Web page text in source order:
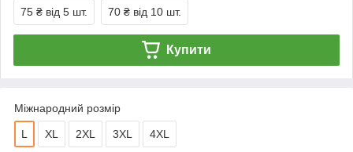
75 ₴ від 5 шт. 70 ₴ від 10 шт.
Купити
Міжнародний розмір
L XL 2XL 3XL 4XL